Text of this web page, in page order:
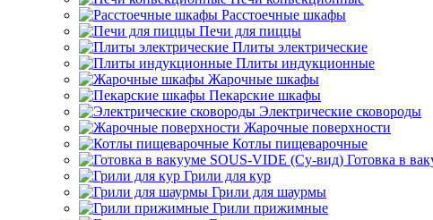
Расстоечные шкафы
Печи для пиццы
Плиты электрические
Плиты индукционные
Жарочные шкафы
Пекарские шкафы
Электрические сковороды
Жарочные поверхности
Котлы пищеварочные
Готовка в
Грили для кур
Грили для шаурмы
Грили прижимные